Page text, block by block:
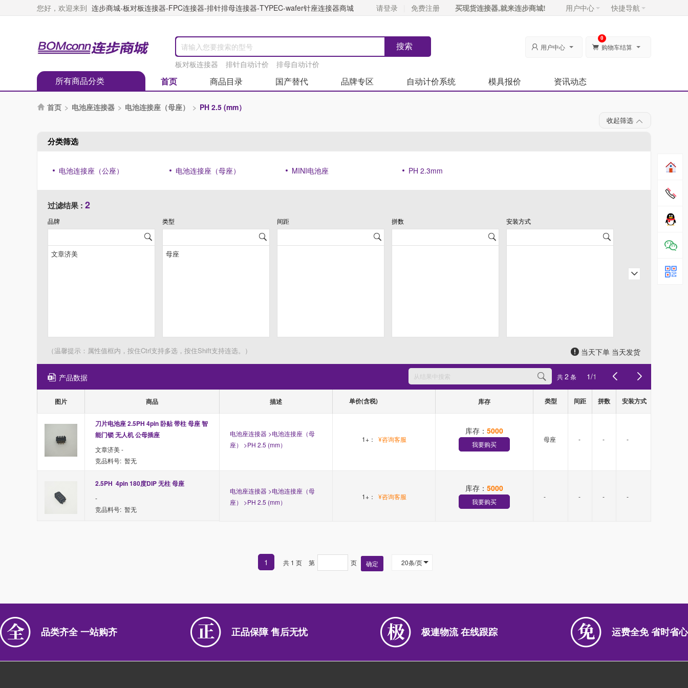
您好，欢迎来到 连步商城-板对板连接器-FPC连接器-排针排母连接器-TYPEC-wafer针座连接器商城 请登录 免费注册 买现货连接器,就来连步商城! 用户中心 快捷导航
板对板连接器 排针自动计价 排母自动计价
 用户中心  购物车结算
0
所有商品分类 首页 商品目录 国产替代 品牌专区 自动计价系统 模具报价 资讯动态
 首页 > 电池座连接器 > 电池连接座（母座） > PH 2.5 (mm）
收起筛选
分类筛选
电池连接座（公座） 电池连接座（母座） MINI电池座 PH 2.3mm
过滤结果 : 2
品牌 类型 间距 拼数 安装方式
（温馨提示：属性值框内，按住Ctrl支持多选，按住Shift支持连选。） 当天下单 当天发货
产品数据 共2 条 1/1
图片 商品 描述 单价(含税) 库存 类型 间距 拼数 安装方式
刀片电池座 2.5PH 4pin 卧贴 带柱 母座 智
能门锁 无人机 公母插座
文章济美 -
竞品料号: 暂无
电池座连接器 >电池连接座（母
座） >PH 2.5 (mm）
1+： ¥咨询客服
库存： 5000
我要购买
母座 - - -
2.5PH  4pin 180度DIP 无柱 母座
-
竞品料号: 暂无
电池座连接器 >电池连接座（母
座） >PH 2.5 (mm）
1+： ¥咨询客服
库存： 5000
我要购买
- - - -
1 共 1 页 第 页 确定 20条/页
品类齐全 一站购齐 正品保障 售后无忧 极連物流 在线跟踪 运费全免 省时省心